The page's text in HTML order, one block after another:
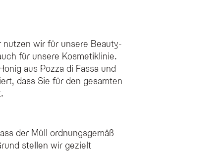
nutzen wir für unsere Beauty-
für unsere Kosmetiklinie.
aus Pozza di Fassa und
dass Sie für den gesamten
der Müll ordnungsgemäß
stellen wir gezielt